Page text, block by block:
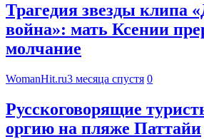
Трагедия звезды клипа
война»: мать Ксении
молчание
WomanHit.ru3 месяца спустя 0
Русскоговорящие
оргию на пляже Паттайи